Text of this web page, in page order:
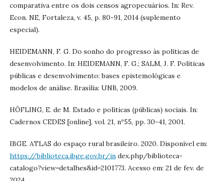
comparativa entre os dois censos agropecuários. In: Rev.
Econ. NE, Fortaleza, v. 45, p. 80-91, 2014 (suplemento
especial).
HEIDEMANN, F. G. Do sonho do progresso às políticas de
desenvolvimento. In: HEIDEMANN, F. G.; SALM, J. F. Políticas
públicas e desenvolvimento: bases epistemológicas e
modelos de análise. Brasília: UNB, 2009.
HÖFLING, E. de M. Estado e políticas (públicas) sociais. In:
Cadernos CEDES [online], vol. 21, nº55, pp. 30-41, 2001.
IBGE. ATLAS do espaço rural brasileiro. 2020. Disponível em:
https://biblioteca.ibge.gov.br/in dex.php/biblioteca-
catalogo?view=detalhes&id=2101773. Acesso em: 21 de fev. de